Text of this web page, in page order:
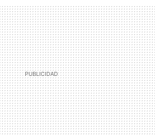
MAIL